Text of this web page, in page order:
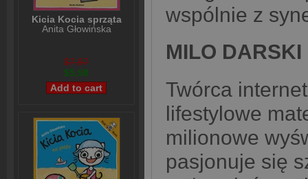
Kicia Kocia sprząta
Anita Głowińska
$7,97
$5,98
wspólnie z
MILO DARSKI
Twórca
lifestylowe
milionowe
pasjonuje się